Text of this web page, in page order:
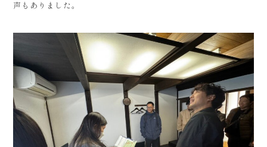
声もありました。